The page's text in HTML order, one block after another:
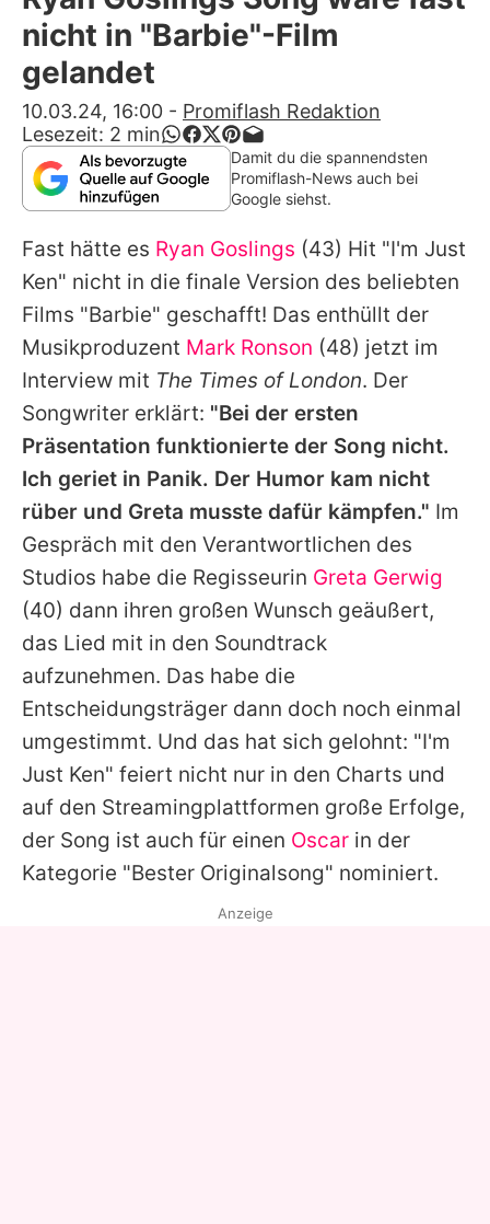
Alle Themen auf Promiflash
App runterladen
Team
Redaktionelle Richtlinien
Impressum
Datenschutzerklärung
Nutzungsbedingungen
Utiq verwalten
nicht in "Barbie"-Film
gelandet
10.03.24, 16:00 - Promiflash Redaktion
Lesezeit: 2 min
Damit du die spannendsten
Promiflash-News auch bei
Google siehst.
Fast hätte es Ryan Goslings (43) Hit "I'm Just
Ken" nicht in die finale Version des beliebten
Films "Barbie" geschafft! Das enthüllt der
Musikproduzent Mark Ronson (48) jetzt im
Interview mit The Times of London. Der
Songwriter erklärt: "Bei der ersten
Präsentation funktionierte der Song nicht.
Ich geriet in Panik. Der Humor kam nicht
rüber und Greta musste dafür kämpfen." Im
Gespräch mit den Verantwortlichen des
Studios habe die Regisseurin Greta Gerwig
(40) dann ihren großen Wunsch geäußert,
das Lied mit in den Soundtrack
aufzunehmen. Das habe die
Entscheidungsträger dann doch noch einmal
umgestimmt. Und das hat sich gelohnt: "I'm
Just Ken" feiert nicht nur in den Charts und
auf den Streamingplattformen große Erfolge,
der Song ist auch für einen Oscar in der
Kategorie "Bester Originalsong" nominiert.
Anzeige